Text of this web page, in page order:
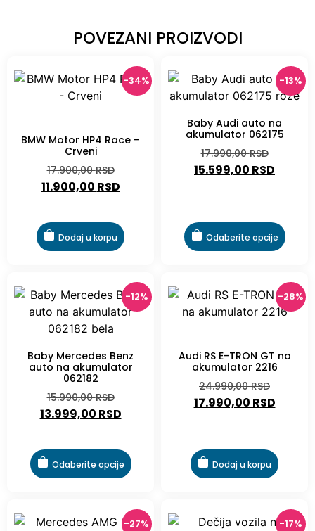
POVEZANI PROIZVODI
-34%
BMW Motor HP4 Race –
Crveni
17.900,00RSD
11.900,00 RSD
Dodaj u korpu
-13%
Baby Audi auto na
akumulator 062175
17.990,00RSD
15.599,00 RSD
Odaberite opcije
-12%
Baby Mercedes Benz
auto na akumulator
062182
15.990,00RSD
13.999,00 RSD
Odaberite opcije
-28%
Audi RS E-TRON GT na
akumulator 2216
24.990,00RSD
17.990,00 RSD
Dodaj u korpu
-27% -17%